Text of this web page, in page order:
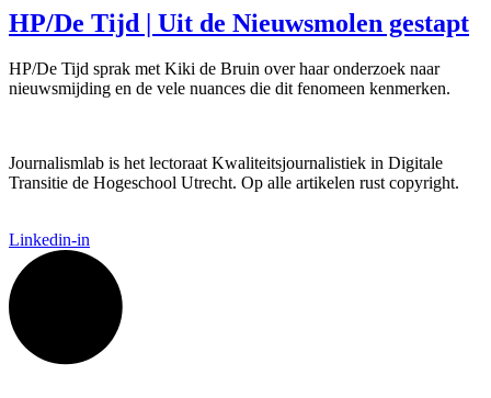
HP/De Tijd | Uit de Nieuwsmolen gestapt
HP/De Tijd sprak met Kiki de Bruin over haar onderzoek naar
nieuwsmijding en de vele nuances die dit fenomeen kenmerken.
Journalismlab is het lectoraat Kwaliteitsjournalistiek in Digitale
Transitie de Hogeschool Utrecht. Op alle artikelen rust copyright.
Linkedin-in